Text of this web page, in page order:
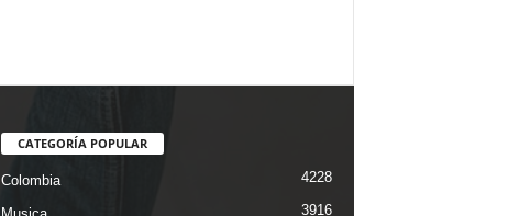
CATEGORÍA POPULAR
Colombia 4228
3916